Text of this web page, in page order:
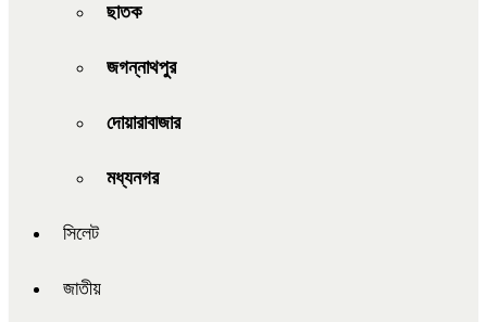
ছাতক
জগন্নাথপুর
দোয়ারাবাজার
মধ্যনগর
সিলেট
জাতীয়